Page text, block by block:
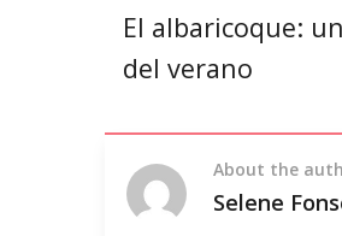
El albaricoque:
del verano
About the
Selene